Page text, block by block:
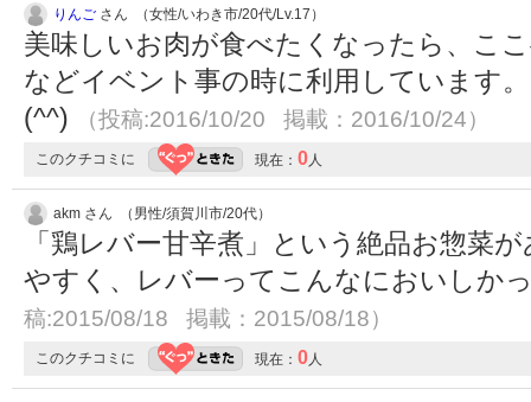
りんご さん （女性/いわき市/20代/Lv.17）
美味しいお肉が食べたくなったら、こ
などイベント事の時に利用しています
(^^)
（投稿:2016/10/20 掲載：2016/10/24）
このクチコミに 現在： 0人
akm さん （男性/須賀川市/20代）
「鶏レバー甘辛煮」という絶品お惣菜
やすく、レバーってこんなにおいしか
稿:2015/08/18 掲載：2015/08/18）
このクチコミに 現在： 0人